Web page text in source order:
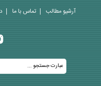
آرشیو مطالب تماس با ما